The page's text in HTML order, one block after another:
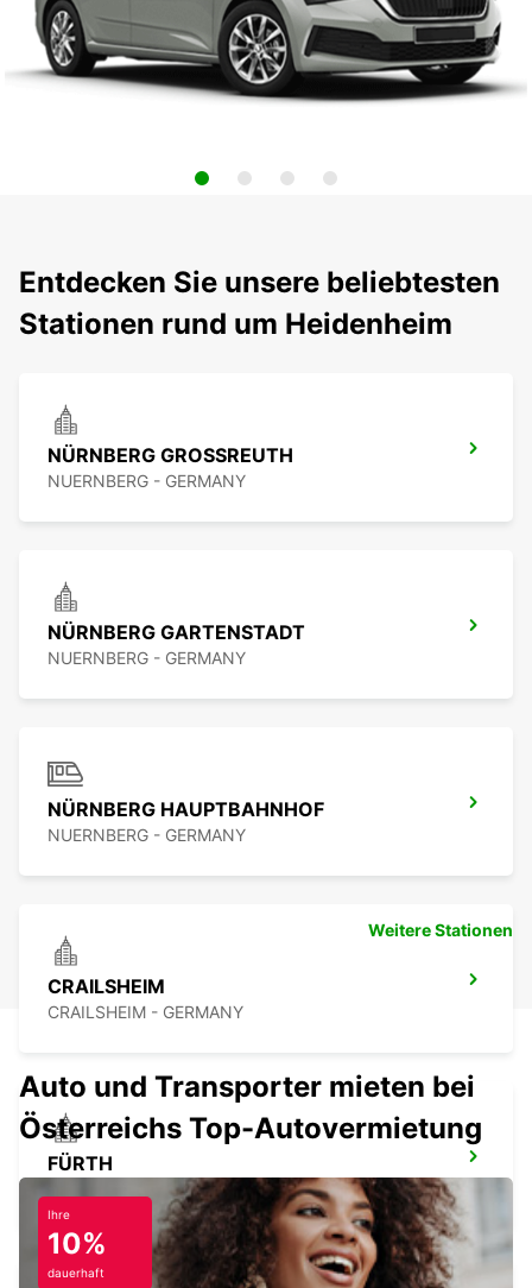
Entdecken Sie unsere beliebtesten
Stationen rund um Heidenheim
NÜRNBERG GROSSREUTH
NUERNBERG - GERMANY
NÜRNBERG GARTENSTADT
NUERNBERG - GERMANY
NÜRNBERG HAUPTBAHNHOF
NUERNBERG - GERMANY
CRAILSHEIM
CRAILSHEIM - GERMANY
FÜRTH
FUERTH - GERMANY
Weitere Stationen
Auto und Transporter mieten bei
Österreichs Top-Autovermietung
Ihre
10%
dauerhaft